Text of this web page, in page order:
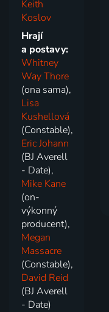
Keith
Koslov
Hrají
a postavy:
Whitney
Way Thore
(ona sama),
Lisa
Kushellová
(Constable),
Eric Johann
(BJ Averell
- Date),
Mike Kane
(on-
výkonný
producent),
Megan
Massacre
(Constable),
David Reid
(BJ Averell
- Date)